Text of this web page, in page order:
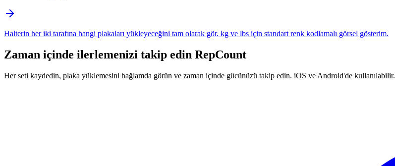
Halterin her iki tarafına hangi plakaları yükleyeceğini tam olarak gör. kg ve lbs için standart renk kodlamalı görsel gösterim.
Zaman içinde ilerlemenizi takip edin RepCount
Her seti kaydedin, plaka yüklemesini bağlamda görün ve zaman içinde gücünüzü takip edin. iOS ve Android'de kullanılabilir.